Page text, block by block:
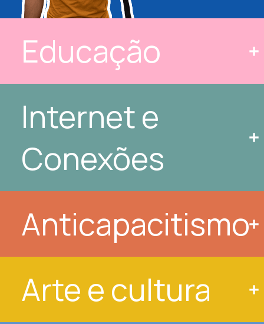
Educação
Internet e
Conexões
Anticapacitismo
Arte e cultura